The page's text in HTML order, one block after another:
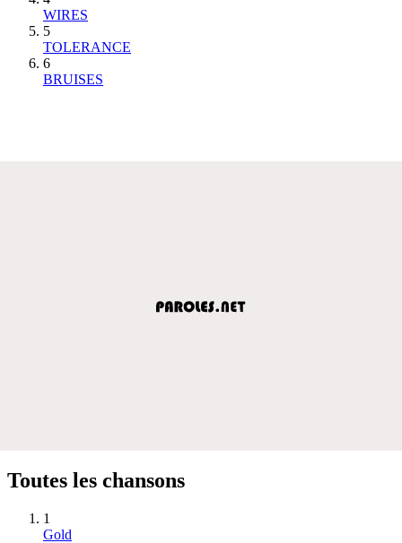
WIRES
5
TOLERANCE
6
BRUISES
Toutes les chansons
1
Gold